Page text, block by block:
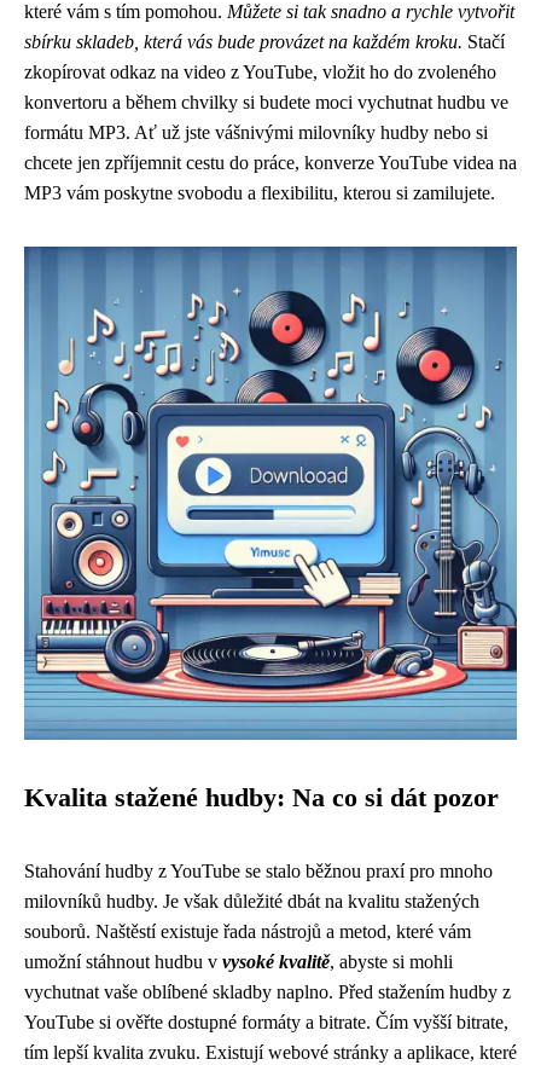
které vám s tím pomohou. Můžete si tak snadno a rychle vytvořit
sbírku skladeb, která vás bude provázet na každém kroku. Stačí
zkopírovat odkaz na video z YouTube, vložit ho do zvoleného
konvertoru a během chvilky si budete moci vychutnat hudbu ve
formátu MP3. Ať už jste vášnivými milovníky hudby nebo si
chcete jen zpříjemnit cestu do práce, konverze YouTube videa na
MP3 vám poskytne svobodu a flexibilitu, kterou si zamilujete.
Kvalita stažené hudby: Na co si dát pozor
Stahování hudby z YouTube se stalo běžnou praxí pro mnoho
milovníků hudby. Je však důležité dbát na kvalitu stažených
souborů. Naštěstí existuje řada nástrojů a metod, které vám
umožní stáhnout hudbu v vysoké kvalitě, abyste si mohli
vychutnat vaše oblíbené skladby naplno. Před stažením hudby z
YouTube si ověřte dostupné formáty a bitrate. Čím vyšší bitrate,
tím lepší kvalita zvuku. Existují webové stránky a aplikace, které